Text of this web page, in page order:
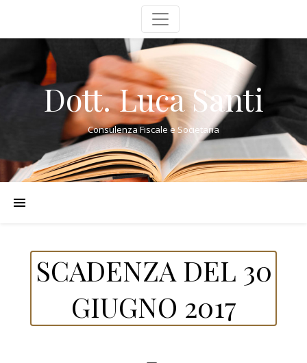
Dott. Luca Santi
Consulenza Fiscale e Societaria
SCADENZA DEL 30
GIUGNO 2017